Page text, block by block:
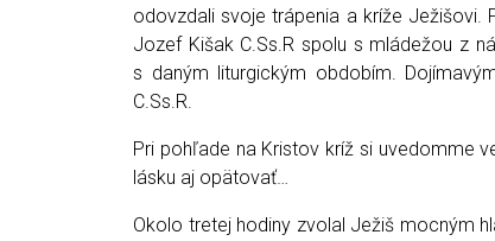
odovzdali svoje trápenia a kríže Ježišovi.
Jozef Kišak C.Ss.R spolu s mládežou z
s daným liturgickým obdobím.
C.Ss.R.
Pri pohľade na Kristov kríž si uvedomme
lásku aj opätovať…
Okolo tretej hodiny zvolal Ježiš mocným